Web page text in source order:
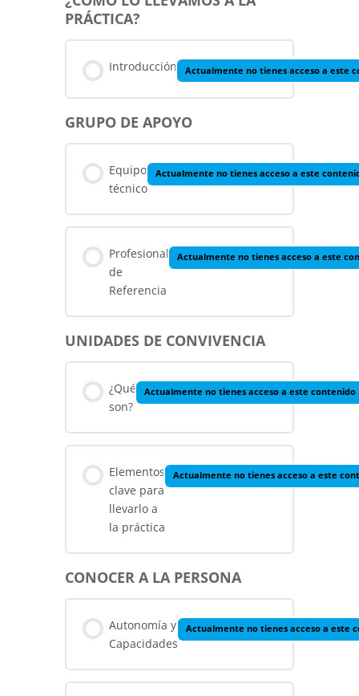
PRÁCTICA?
Introducción Actualmente no tienes acceso a este
GRUPO DE APOYO
Equipo
técnico
Actualmente no tienes acceso a este
Profesional
de
Referencia
Actualmente no tienes acceso a este
UNIDADES DE CONVIVENCIA
¿Qué
son?
Actualmente no tienes acceso a este contenido
Elementos
clave para
llevarlo a
la práctica
Actualmente no tienes acceso a este
CONOCER A LA PERSONA
Autonomía y
Capacidades
Actualmente no tienes acceso a este